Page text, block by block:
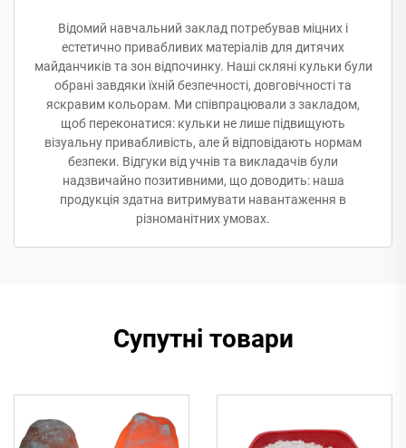
Відомий навчальний заклад потребував міцних і
естетично привабливих матеріалів для дитячих
майданчиків та зон відпочинку. Наші скляні кульки були
обрані завдяки їхній безпечності, довговічності та
яскравим кольорам. Ми співпрацювали з закладом,
щоб переконатися: кульки не лише підвищують
візуальну привабливість, але й відповідають нормам
безпеки. Відгуки від учнів та викладачів були
надзвичайно позитивними, що доводить: наша
продукція здатна витримувати навантаження в
різноманітних умовах.
Супутні товари